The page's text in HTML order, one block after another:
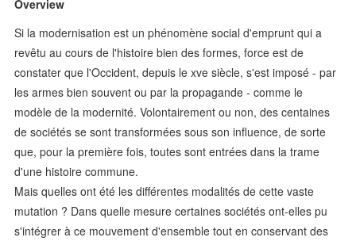
Overview
Si la modernisation est un phénomène social d'emprunt qui a
revêtu au cours de l'histoire bien des formes, force est de
constater que l'Occident, depuis le xve siècle, s'est imposé - par
les armes bien souvent ou par la propagande - comme le
modèle de la modernité. Volontairement ou non, des centaines
de sociétés se sont transformées sous son influence, de sorte
que, pour la première fois, toutes sont entrées dans la trame
d'une histoire commune.
Mais quelles ont été les différentes modalités de cette vaste
mutation ? Dans quelle mesure certaines sociétés ont-elles pu
s'intégrer à ce mouvement d'ensemble tout en conservant des